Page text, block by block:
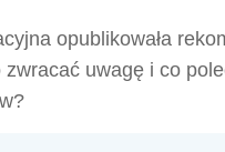
opublikowała
uwagę i co